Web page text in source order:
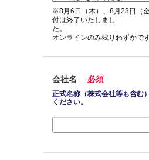
※8月6日（木）、8月28日（
付は終了いたしまし
た。 8月28
オンラインのみ残りわずかです
会社名 必須
正式名称（株式会社等も含む
ください。